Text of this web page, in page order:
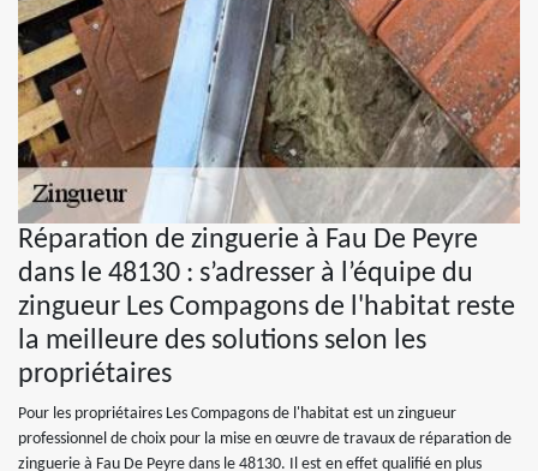
Réparation de zinguerie à Fau De Peyre
dans le 48130 : s’adresser à l’équipe du
zingueur Les Compagons de l'habitat reste
la meilleure des solutions selon les
propriétaires
Pour les propriétaires Les Compagons de l'habitat est un zingueur
professionnel de choix pour la mise en œuvre de travaux de réparation de
zinguerie à Fau De Peyre dans le 48130. Il est en effet qualifié en plus